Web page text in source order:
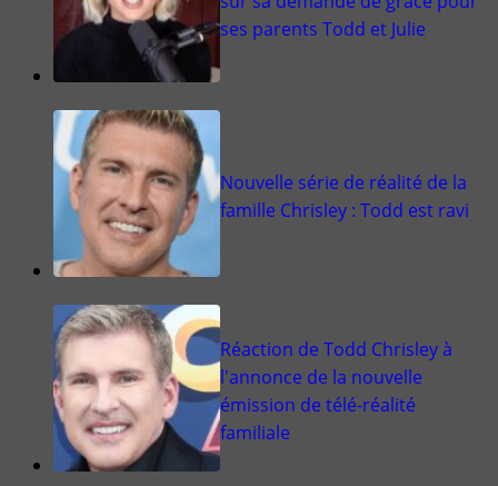
ses parents Todd et Julie
Nouvelle série de réalité de la
famille Chrisley : Todd est ravi
Réaction de Todd Chrisley à
l'annonce de la nouvelle
émission de télé-réalité
familiale